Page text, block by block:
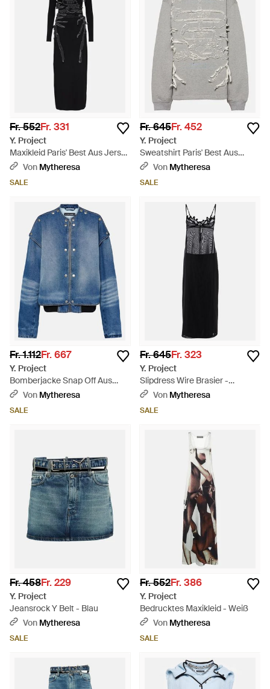
Fr. 552Fr. 331
Y. Project
Maxikleid Paris' Best Aus Jersey
- Schwarz
Von Mytheresa
SALE
Fr. 645Fr. 452
Y. Project
Sweatshirt Paris' Best Aus
Jersey - Grau
Von Mytheresa
SALE
Fr. 1.112Fr. 667
Y. Project
Bomberjacke Snap Off Aus
Denim - Blau
Von Mytheresa
SALE
Fr. 645Fr. 323
Y. Project
Slipdress Wire Brasier -
Schwarz
Von Mytheresa
SALE
Fr. 458Fr. 229
Y. Project
Jeansrock Y Belt - Blau
Von Mytheresa
SALE
Fr. 552Fr. 386
Y. Project
Bedrucktes Maxikleid - Weiß
Von Mytheresa
SALE